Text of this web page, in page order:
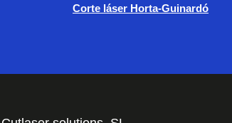
Corte láser Horta-Guinardó